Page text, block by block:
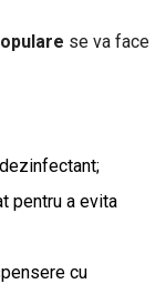
se va face
pentru a evita
cu